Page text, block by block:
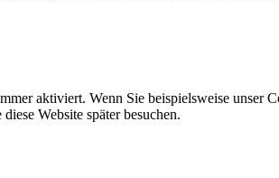
aktiviert. Wenn Sie beispielsweise unser
Website später besuchen.